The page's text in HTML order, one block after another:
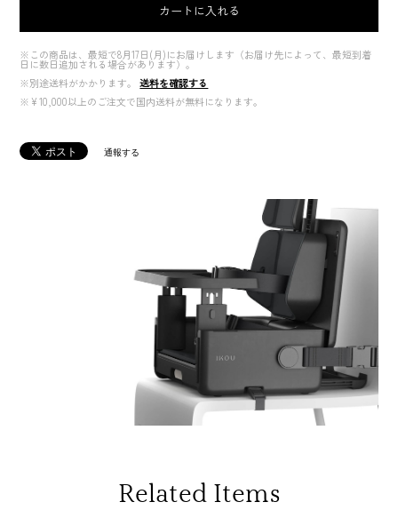
カートに入れる
※この商品は、最短で8月17日(月)にお届けします（お届け先によって、最短到着
日に数日追加される場合があります）。
※別途送料がかかります。
送料を確認する
※¥10,000以上のご注文で国内送料が無料になります。
通報する
Related Items